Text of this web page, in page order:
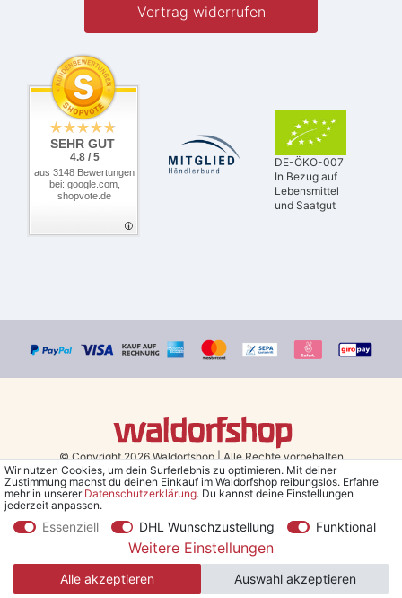
Vertrag widerrufen
SEHR GUT
4.8 / 5
aus 3148 Bewertungen
bei: google.com,
shopvote.de
DE-ÖKO-007
In Bezug auf
Lebensmittel
und Saatgut
© Copyright 2026 Waldorfshop|Alle Rechte vorbehalten.
Bestellungen mit Prio Versand bis 13 Uhr, garantierter Versand am
*Kostenlose Lieferung in Deutschland und Österreich ab 79 €.(gilt
nur für Sparversand - ausgenommen Sperrgut und Speditionsware)
**Den 5€ Gutschein erhältst du nach Bestätigung des Newsletters
Wir nutzen Cookies, um dein Surferlebnis zu optimieren. Mit deiner
Zustimmung machst du deinen Einkauf im Waldorfshop reibungslos. Erfahre
mehr in unserer Daten­schutz­erklärung. Du kannst deine Einstellungen
jederzeit anpassen.
Essenziell DHL Wunschzustellung Funktional
Weitere Einstellungen
Alle akzeptieren Auswahl akzeptieren